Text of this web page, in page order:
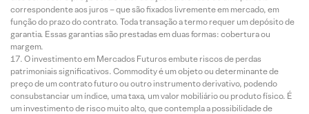
correspondente aos juros – que são fixados livremente em mercado, em
função do prazo do contrato. Toda transação a termo requer um depósito de
garantia. Essas garantias são prestadas em duas formas: cobertura ou
margem.
O investimento em Mercados Futuros embute riscos de perdas
patrimoniais significativos. Commodity é um objeto ou determinante de
preço de um contrato futuro ou outro instrumento derivativo, podendo
consubstanciar um índice, uma taxa, um valor mobiliário ou produto físico. É
um investimento de risco muito alto, que contempla a possibilidade de